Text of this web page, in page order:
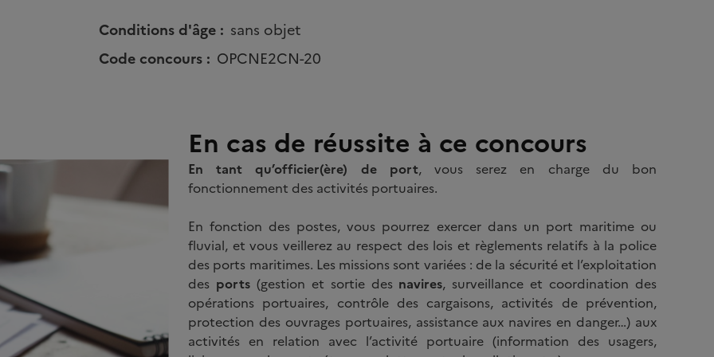
Conditions d'âge : sans objet
Code concours : OPCNE2CN-20
En cas de réussite à ce concours
En tant qu’officier(ère) de port, vous serez en charge du bon
fonctionnement des activités portuaires.
En fonction des postes, vous pourrez exercer dans un port maritime ou
fluvial, et vous veillerez au respect des lois et règlements relatifs à la police
des ports maritimes. Les missions sont variées : de la sécurité et l’exploitation
des ports (gestion et sortie des navires, surveillance et coordination des
opérations portuaires, contrôle des cargaisons, activités de prévention,
protection des ouvrages portuaires, assistance aux navires en danger…) aux
activités en relation avec l’activité portuaire (information des usagers,